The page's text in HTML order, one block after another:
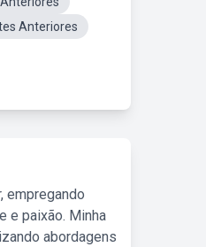
Anteriores
empregando
e paixão. Minha
abordagens